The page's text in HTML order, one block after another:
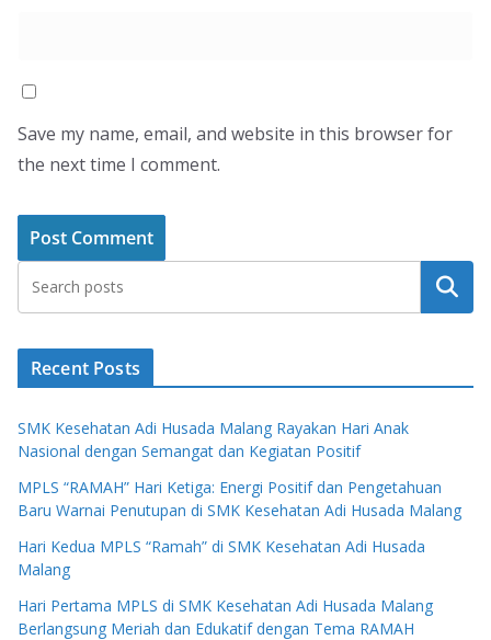
Save my name, email, and website in this browser for
the next time I comment.
Search
Recent Posts
SMK Kesehatan Adi Husada Malang Rayakan Hari Anak
Nasional dengan Semangat dan Kegiatan Positif
MPLS “RAMAH” Hari Ketiga: Energi Positif dan Pengetahuan
Baru Warnai Penutupan di SMK Kesehatan Adi Husada Malang
Hari Kedua MPLS “Ramah” di SMK Kesehatan Adi Husada
Malang
Hari Pertama MPLS di SMK Kesehatan Adi Husada Malang
Berlangsung Meriah dan Edukatif dengan Tema RAMAH